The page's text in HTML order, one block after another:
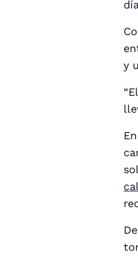
y